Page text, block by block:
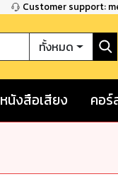
Customer support:
ทั้งหมด
หนังสือเสียง คอร์